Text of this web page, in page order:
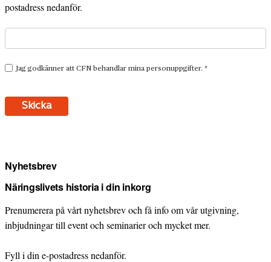
postadress nedanför.
Nyhetsbrev
Näringslivets historia i din inkorg
Prenumerera på vårt nyhetsbrev och få info om vår utgivning,
inbjudningar till event och seminarier och mycket mer.
Fyll i din e-postadress nedanför.